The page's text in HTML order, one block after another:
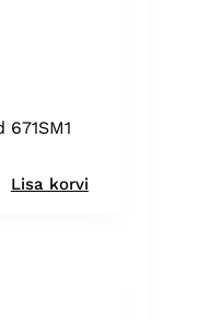
Lisa korvi